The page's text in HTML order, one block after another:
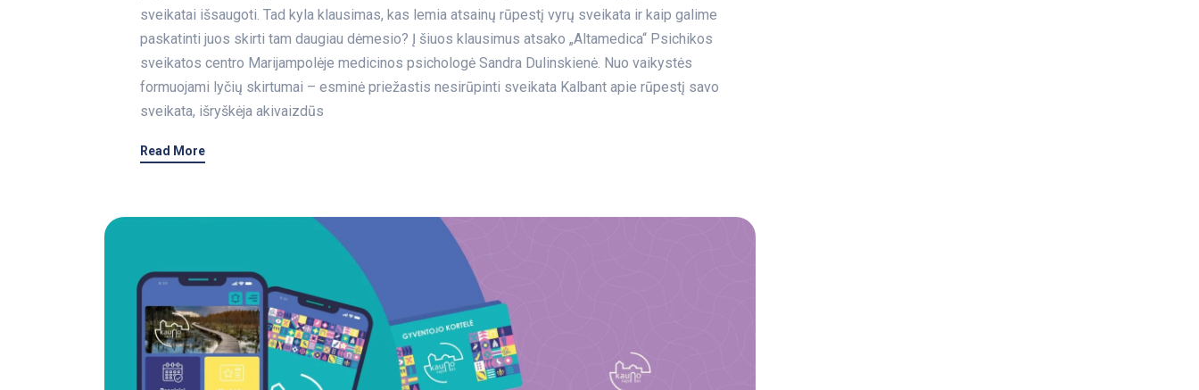
sveikatai išsaugoti. Tad kyla klausimas, kas lemia atsainų rūpestį vyrų sveikata ir kaip galime
paskatinti juos skirti tam daugiau dėmesio? Į šiuos klausimus atsako „Altamedica“ Psichikos
sveikatos centro Marijampolėje medicinos psichologė Sandra Dulinskienė. Nuo vaikystės
formuojami lyčių skirtumai – esminė priežastis nesirūpinti sveikata Kalbant apie rūpestį savo
sveikata, išryškėja akivaizdūs
Read More